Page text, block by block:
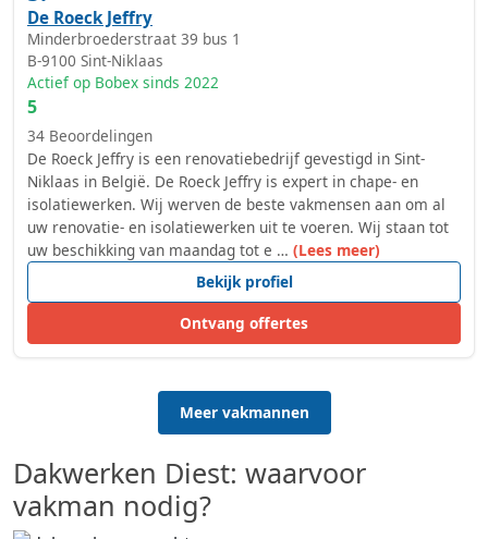
De Roeck Jeffry
Minderbroederstraat 39 bus 1
B-9100 Sint-Niklaas
Actief op Bobex sinds 2022
5
34 Beoordelingen
De Roeck Jeffry is een renovatiebedrijf gevestigd in Sint-
Niklaas in België. De Roeck Jeffry is expert in chape- en
isolatiewerken. Wij werven de beste vakmensen aan om al
uw renovatie- en isolatiewerken uit te voeren. Wij staan tot
uw beschikking van maandag tot e … (Lees meer)
Bekijk profiel
Ontvang offertes
Meer vakmannen
Dakwerken Diest: waarvoor
vakman nodig?